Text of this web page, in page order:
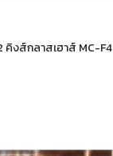
คิงส์กลาสเฮาส์ MC-F4